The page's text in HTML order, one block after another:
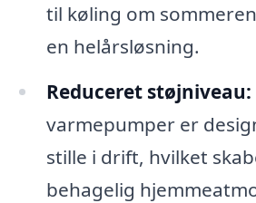
til køling om
en helårsløsning.
Reduceret støjniveau:
varmepumper er
stille i drift, hvilket
behagelig